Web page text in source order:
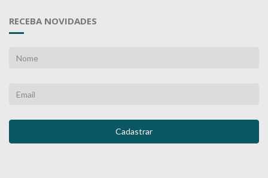
RECEBA NOVIDADES